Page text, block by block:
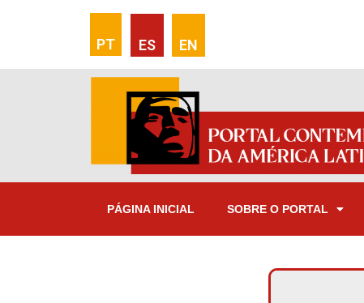
PT ES EN
PÁGINA INICIAL SOBRE O PORTAL